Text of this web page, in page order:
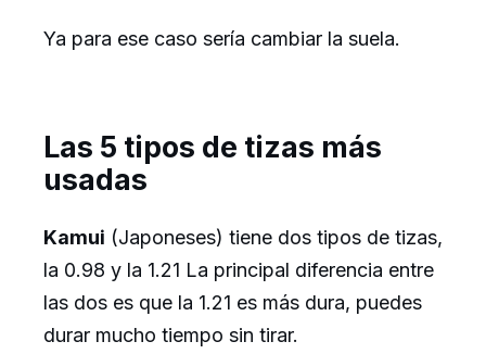
Ya para ese caso sería cambiar la suela.
Las 5 tipos de tizas más
usadas
Kamui (Japoneses) tiene dos tipos de tizas,
la 0.98 y la 1.21 La principal diferencia entre
las dos es que la 1.21 es más dura, puedes
durar mucho tiempo sin tirar.